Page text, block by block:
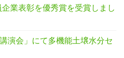
業表彰を優秀賞を受賞しまし
演会」にて多機能土壌水分セ